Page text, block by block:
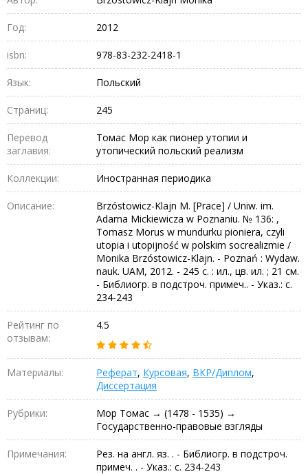
Год: 2012
isbn: 978-83-232-2418-1
Язык: Польский
Страниц: 245
Перевод
заглавия:
Томас Мор как пионер утопии и
утопический польский реализм
Коллекции: Иностранная периодика
Описание:
Brzóstowicz-Klajn M. [Prace] / Uniw. im.
Adama Mickiewicza w Poznaniu. № 136: ,
Tomasz Morus w mundurku pioniera, czyli
utopia i utopijność w polskim socrealizmie /
Monika Brzóstowicz-Klajn. - Poznań : Wydaw.
nauk. UAM, 2012. - 245 с. : ил., цв. ил. ; 21 см.
- Библиогр. в подстроч. примеч.. - Указ.: с.
234-243
Рейтинг по
отзывам:
4.5
Материалы: Реферат, Курсовая, ВКР/Диплом,
Диссертация
Рубрики:
Мор Томас → (1478 - 1535) →
Государственно-правовые взгляды
Примечания:
Рез. на англ. яз. . - Библиогр. в подстроч.
примеч. . - Указ.: с. 234-243